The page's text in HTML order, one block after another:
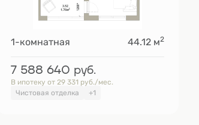
1-комнатная 44.12 м2
7 588 640 руб.
В ипотеку от 29 331 руб./мес.
Чистовая отделка
+1